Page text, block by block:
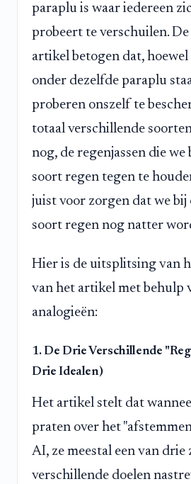
paraplu is waar iedereen
probeert te verschuilen.
artikel betogen dat, hoewel
onder dezelfde paraplu
proberen onszelf te
totaal verschillende
nog, de regenjassen die we
soort regen tegen te
juist voor zorgen dat we bij
soort regen nog natter
Hier is de uitsplitsing van
van het artikel met behulp
analogieën:
1. De Drie Verschillende
Drie Idealen)
Het artikel stelt dat
praten over het
AI, ze meestal een van drie
verschillende doelen